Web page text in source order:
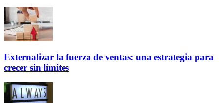
Externalizar la fuerza de ventas: una estrategia para
crecer sin límites